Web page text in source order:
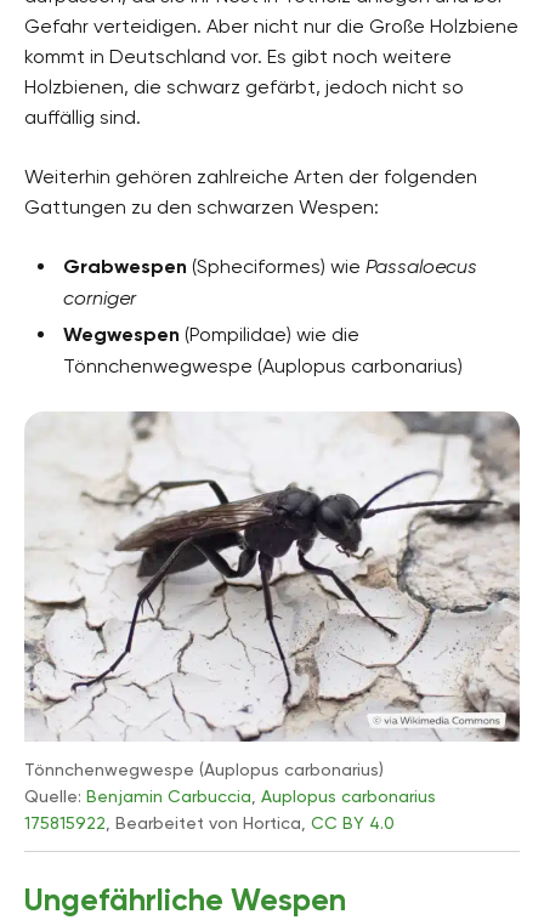
Gefahr verteidigen. Aber nicht nur die Große Holzbiene
kommt in Deutschland vor. Es gibt noch weitere
Holzbienen, die schwarz gefärbt, jedoch nicht so
auffällig sind.
Weiterhin gehören zahlreiche Arten der folgenden
Gattungen zu den schwarzen Wespen:
Grabwespen (Spheciformes) wie Passaloecus
corniger
Wegwespen (Pompilidae) wie die
Tönnchenwegwespe (Auplopus carbonarius)
Tönnchenwegwespe (Auplopus carbonarius)
Quelle: Benjamin Carbuccia Auplopus carbonarius
175815922 , Bearbeitet von Hortica, CC BY 4.0
Ungefährliche Wespen